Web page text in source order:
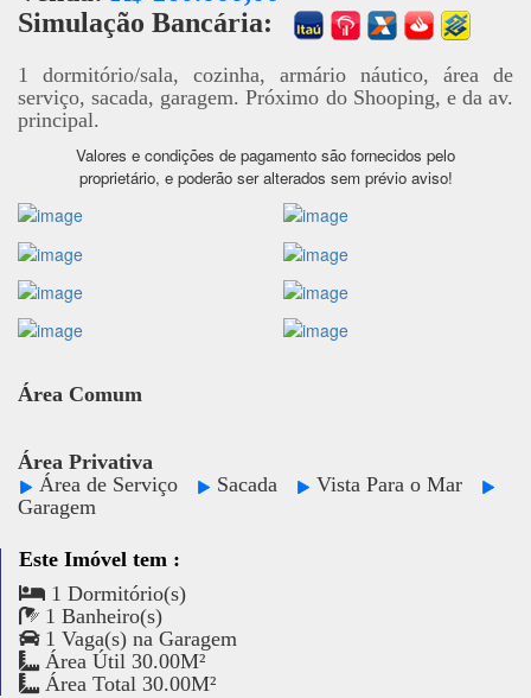
Simulação Bancária:
1 dormitório/sala, cozinha, armário náutico, área de
serviço, sacada, garagem. Próximo do Shooping, e da av.
principal.
Valores e condições de pagamento são fornecidos pelo
proprietário, e poderão ser alterados sem prévio aviso!
Área Comum
Área Privativa
Área de Serviço
Sacada
Vista Para o Mar
Garagem
Este Imóvel tem :
1 Dormitório(s)
1 Banheiro(s)
1 Vaga(s) na Garagem
Área Útil 30.00M²
Área Total 30.00M²